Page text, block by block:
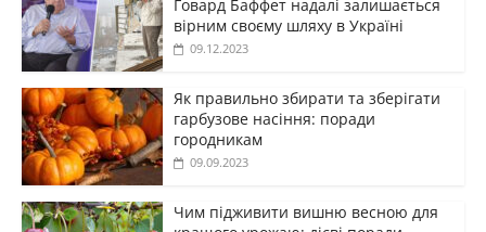
Говард Баффет надалі залишається
вірним своєму шляху в Україні
09.12.2023
Як правильно збирати та зберігати
гарбузове насіння: поради
городникам
09.09.2023
Чим підживити вишню весною для